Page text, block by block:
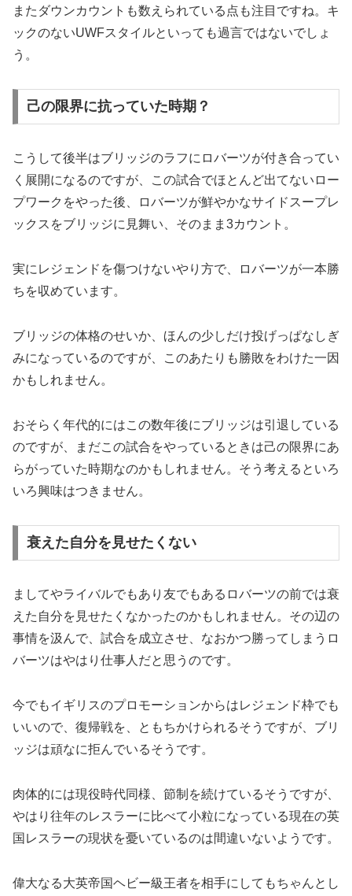
またダウンカウントも数えられている点も注目ですね。キ
ックのないUWFスタイルといっても過言ではないでしょ
う。
己の限界に抗っていた時期？
こうして後半はブリッジのラフにロバーツが付き合ってい
く展開になるのですが、この試合でほとんど出てないロー
プワークをやった後、ロバーツが鮮やかなサイドスープレ
ックスをブリッジに見舞い、そのまま3カウント。
実にレジェンドを傷つけないやり方で、ロバーツが一本勝
ちを収めています。
ブリッジの体格のせいか、ほんの少しだけ投げっぱなしぎ
みになっているのですが、このあたりも勝敗をわけた一因
かもしれません。
おそらく年代的にはこの数年後にブリッジは引退している
のですが、まだこの試合をやっているときは己の限界にあ
らがっていた時期なのかもしれません。そう考えるといろ
いろ興味はつきません。
衰えた自分を見せたくない
ましてやライバルでもあり友でもあるロバーツの前では衰
えた自分を見せたくなかったのかもしれません。その辺の
事情を汲んで、試合を成立させ、なおかつ勝ってしまうロ
バーツはやはり仕事人だと思うのです。
今でもイギリスのプロモーションからはレジェンド枠でも
いいので、復帰戦を、ともちかけられるそうですが、ブリ
ッジは頑なに拒んでいるそうです。
肉体的には現役時代同様、節制を続けているそうですが、
やはり往年のレスラーに比べて小粒になっている現在の英
国レスラーの現状を憂いているのは間違いないようです。
偉大なる大英帝国ヘビー級王者を相手にしてもちゃんとし